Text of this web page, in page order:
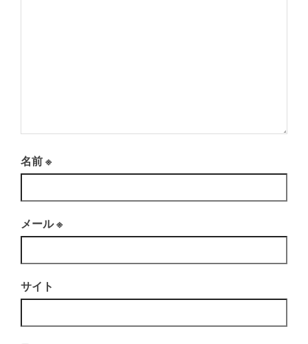
名前※
メール※
サイト